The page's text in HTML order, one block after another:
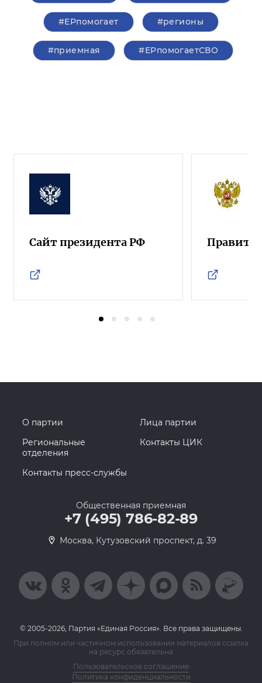
#ЕРпомогает #регионы
#приемная #ЕРпомогаетСВО
Сайт президента РФ
О партии
Лица партии
Региональные
отделения
Контакты ЦИК
Контакты пресс-службы
Общественная приемная
+7 (495) 786-82-89
Москва, Кутузовский проспект, д. 39
© 2005-2026, Партия «Единая Россия». Все права защищены.
При полном или частичном использовании материалов ссылка
на ресурс обязательна
Пользовательское соглашение
Политика конфиденциальности